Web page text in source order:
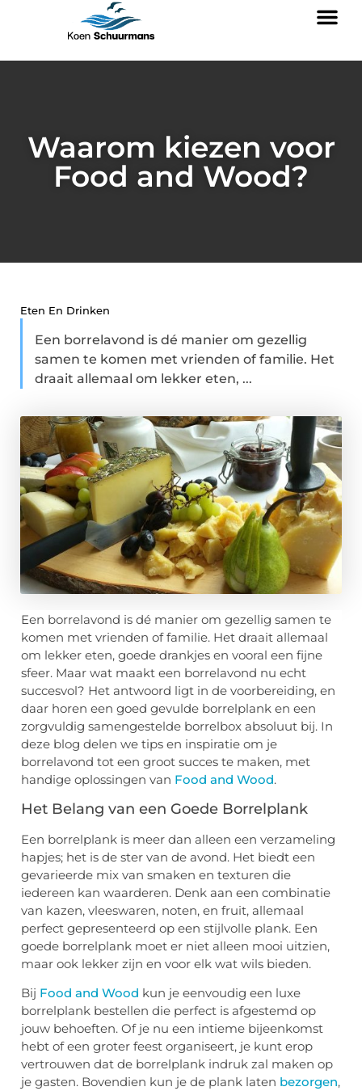
Waarom kiezen voor
Food and Wood?
Eten En Drinken
Een borrelavond is dé manier om gezellig
samen te komen met vrienden of familie. Het
draait allemaal om lekker eten, ...
Een borrelavond is dé manier om gezellig samen te
komen met vrienden of familie. Het draait allemaal
om lekker eten, goede drankjes en vooral een fijne
sfeer. Maar wat maakt een borrelavond nu echt
succesvol? Het antwoord ligt in de voorbereiding, en
daar horen een goed gevulde borrelplank en een
zorgvuldig samengestelde borrelbox absoluut bij. In
deze blog delen we tips en inspiratie om je
borrelavond tot een groot succes te maken, met
handige oplossingen van Food and Wood.
Het Belang van een Goede Borrelplank
Een borrelplank is meer dan alleen een verzameling
hapjes; het is de ster van de avond. Het biedt een
gevarieerde mix van smaken en texturen die
iedereen kan waarderen. Denk aan een combinatie
van kazen, vleeswaren, noten, en fruit, allemaal
perfect gepresenteerd op een stijlvolle plank. Een
goede borrelplank moet er niet alleen mooi uitzien,
maar ook lekker zijn en voor elk wat wils bieden.
Bij Food and Wood kun je eenvoudig een luxe
borrelplank bestellen die perfect is afgestemd op
jouw behoeften. Of je nu een intieme bijeenkomst
hebt of een groter feest organiseert, je kunt erop
vertrouwen dat de borrelplank indruk zal maken op
je gasten. Bovendien kun je de plank laten bezorgen,